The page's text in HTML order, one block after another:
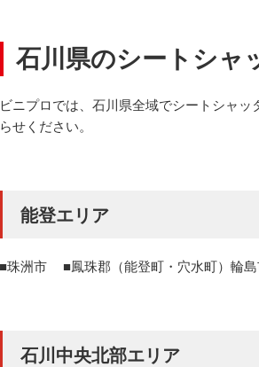
石川県のシートシャ
ビニプロでは、石川県全域でシートシャ
らせください。
能登エリア
珠洲市 鳳珠郡（能登町・穴水町）輪
石川中央北部エリア